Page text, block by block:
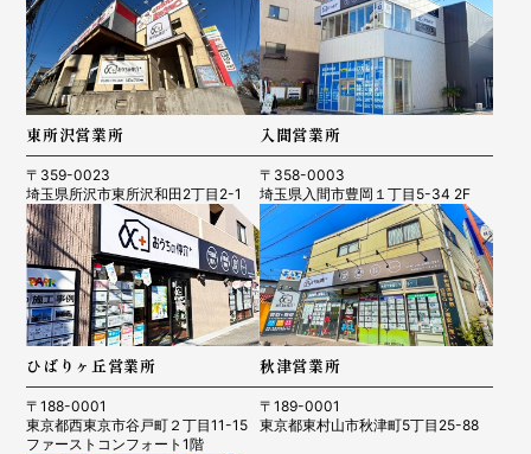
東所沢営業所
〒359-0023
埼玉県所沢市東所沢和田2丁目2-1
入間営業所
〒358-0003
埼玉県入間市豊岡１丁目5-34 2F
ひばりヶ丘営業所
〒188-0001
東京都西東京市谷戸町２丁目11-15
ファーストコンフォート1階
秋津営業所
〒189-0001
東京都東村山市秋津町5丁目25-88